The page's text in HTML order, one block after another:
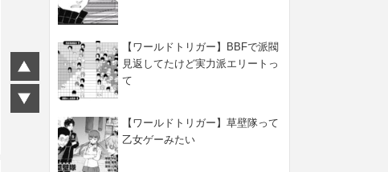
【ワールドトリガー】BBFで派閥
見返してたけど実力派エリートっ
て
【ワールドトリガー】草壁隊って
乙女ゲーみたい